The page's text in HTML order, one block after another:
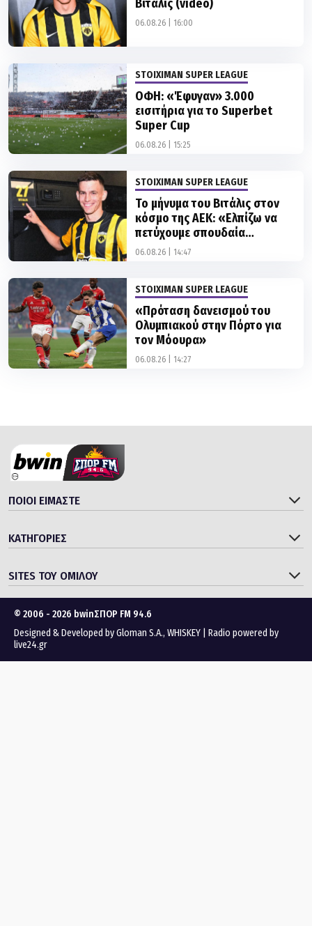
Βιτάλις (video)
06.08.26 | 16:00
STOIXIMAN SUPER LEAGUE
ΟΦΗ: «Έφυγαν» 3.000
εισιτήρια για το Superbet
Super Cup
06.08.26 | 15:25
STOIXIMAN SUPER LEAGUE
Το μήνυμα του Βιτάλις στον
κόσμο της ΑΕΚ: «Ελπίζω να
πετύχουμε σπουδαία
πράγματα»
06.08.26 | 14:47
STOIXIMAN SUPER LEAGUE
«Πρόταση δανεισμού του
Ολυμπιακού στην Πόρτο για
τον Μόουρα»
06.08.26 | 14:27
ΠΟΙΟΙ ΕΙΜΑΣΤΕ
ΚΑΤΗΓΟΡΙΕΣ
SITES ΤΟΥ ΟΜΙΛΟΥ
© 2006 - 2026 bwinΣΠΟΡ FM 94.6
Designed & Developed byGloman S.A., WHISKEY
Radio powered by
live24.gr